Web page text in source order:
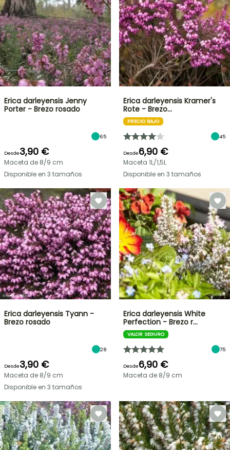
Erica darleyensis Jenny
Porter - Brezo rosado
65
Desde3,90 €
Maceta de 8/9 cm
Disponible en 3 tamaños
Erica darleyensis Kramer's
Rote - Brezo…
PRECIO BAJO
45
Desde6,90 €
Maceta 1L/1,5L
Disponible en 3 tamaños
Erica darleyensis Tyann -
Brezo rosado
28
Desde3,90 €
Maceta de 8/9 cm
Disponible en 3 tamaños
Erica darleyensis White
Perfection - Brezo r…
VALOR SEGURO
75
Desde6,90 €
Maceta de 8/9 cm